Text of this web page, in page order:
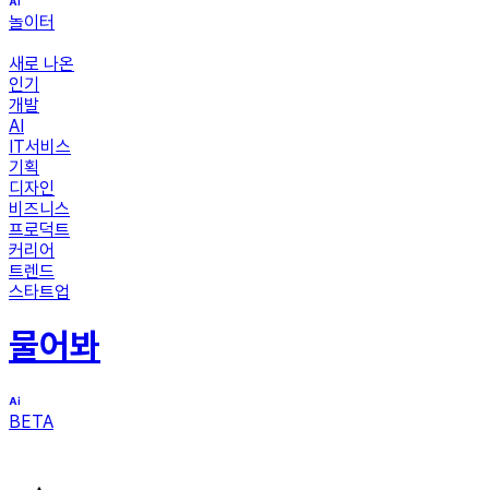
놀이터
새로 나온
인기
개발
AI
IT서비스
기획
디자인
비즈니스
프로덕트
커리어
트렌드
스타트업
물어봐
BETA